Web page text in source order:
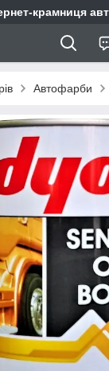
крамниця
Автофарби